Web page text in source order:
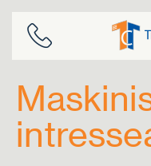
content